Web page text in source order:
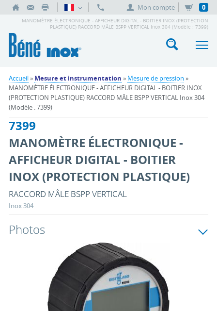
Mon compte 0
MANOMÈTRE ÉLECTRONIQUE - AFFICHEUR DIGITAL - BOITIER INOX (PROTECTION
PLASTIQUE) RACCORD MÂLE BSPP VERTICAL Inox 304 (Modèle : 7399)
Accueil» Mesure et instrumentation » Mesure de pression »
MANOMÈTRE ÉLECTRONIQUE - AFFICHEUR DIGITAL - BOITIER INOX
(PROTECTION PLASTIQUE) RACCORD MÂLE BSPP VERTICAL Inox 304
(Modèle : 7399)
7399
MANOMÈTRE ÉLECTRONIQUE -
AFFICHEUR DIGITAL - BOITIER
INOX (PROTECTION PLASTIQUE)
RACCORD MÂLE BSPP VERTICAL
Inox 304
Photos